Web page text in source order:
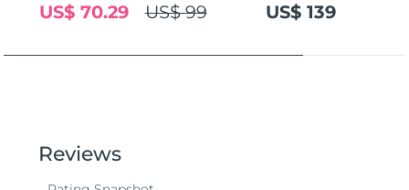
US$ 99
US$ 70.29 US$ 139